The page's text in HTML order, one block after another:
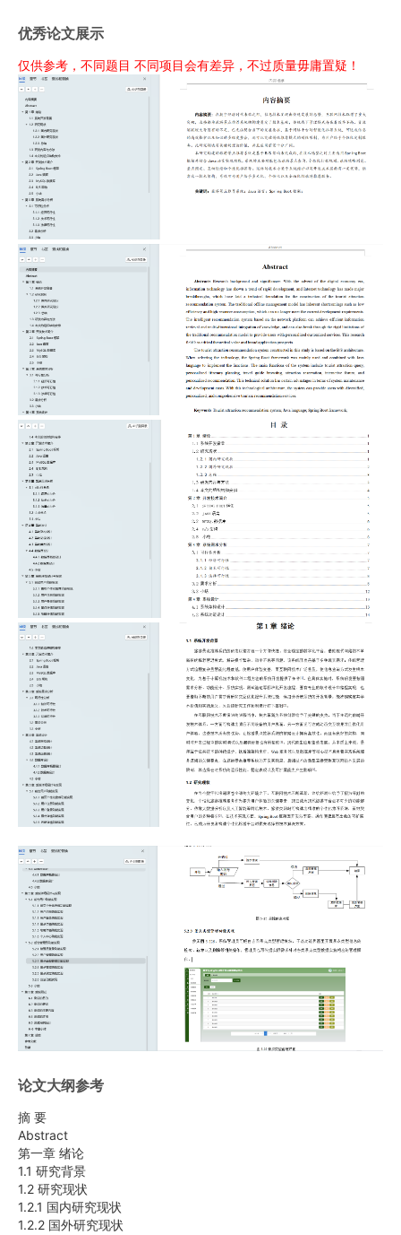
优秀论文展示
仅供参考，不同题目 不同项目会有差异，不过质量毋庸置疑！
论文大纲参考
摘 要
Abstract
第一章 绪论
1.1 研究背景
1.2 研究现状
1.2.1 国内研究现状
1.2.2 国外研究现状